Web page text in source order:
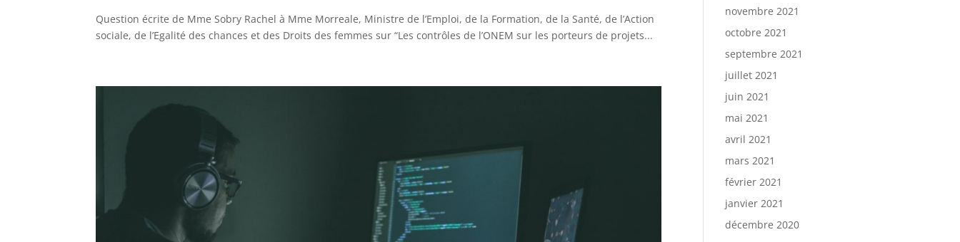
Question écrite de Mme Sobry Rachel à Mme Morreale, Ministre de l’Emploi, de la Formation, de la Santé, de l’Action
sociale, de l’Egalité des chances et des Droits des femmes sur “Les contrôles de l’ONEM sur les porteurs de projets...
novembre 2021
octobre 2021
septembre 2021
juillet 2021
juin 2021
mai 2021
avril 2021
mars 2021
février 2021
janvier 2021
décembre 2020